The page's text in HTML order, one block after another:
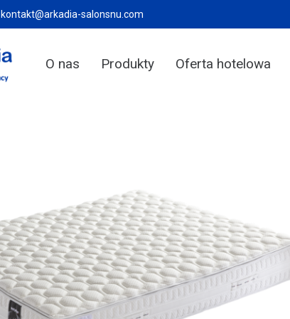
kontakt@arkadia-salonsnu.com
O nas Produkty Oferta hotelowa